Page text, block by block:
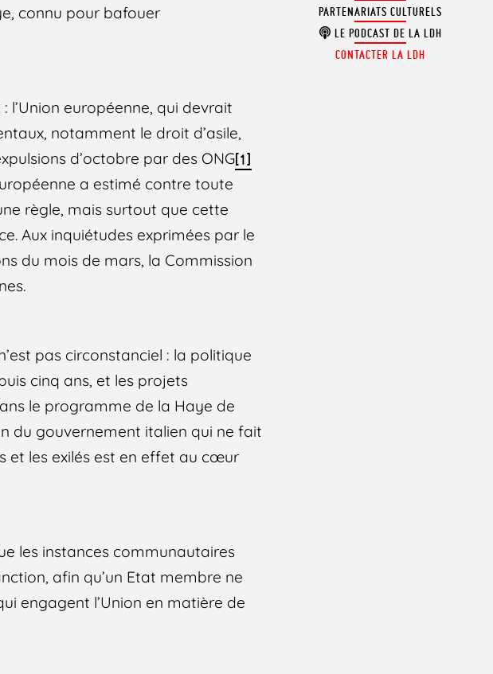
connu pour bafouer
européenne, qui devrait
notamment le droit d’asile,
d’octobre par des ONG[1]
a estimé contre toute
règle, mais surtout que cette
Aux inquiétudes exprimées par le
du mois de mars, la Commission
pas circonstanciel : la politique
cinq ans, et les projets
le programme de la Haye de
du gouvernement italien qui ne fait
et les exilés est en effet au cœur
les instances communautaires
afin qu’un Etat membre ne
engagent l’Union en matière de
PARTENARIATS CULTURELS
LE PODCAST DE LA LDH
CONTACTER LA LDH